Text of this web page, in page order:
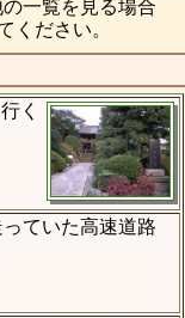
一覧を見る場合
ください。
く
ていた高速道路